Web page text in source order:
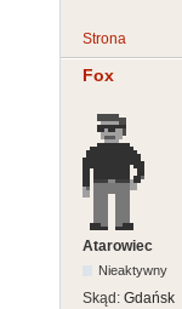
Strona
Fox
Atarowiec
Nieaktywny
Skąd: Gdańsk